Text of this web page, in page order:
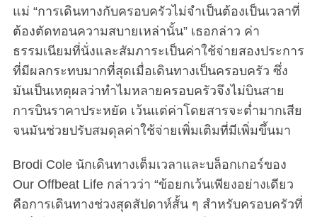
แม่ “การเดินทางกับครอบครัวไม่จำเป็นต้องเป็นเวลาที่
ต้องตัดทอนความสบายเหล่านั้น” เธอกล่าว ค่า
ธรรมเนียมที่นั่งและสัมภาระเป็นค่าใช้จ่ายสองประการ
ที่มีผลกระทบมากที่สุดเมื่อเดินทางเป็นครอบครัว ซึ่ง
มันเป็นเหตุผลว่าทำไมหลายครอบครัวจึงไม่บินสาย
การบินราคาประหยัด เว้นแต่ค่าโดยสารจะต่ำมากเสีย
จนมันช่วยปรับสมดุลค่าใช้จ่ายเพิ่มเติมที่มีเพิ่มขึ้นมา
Brodi Cole นักเดินทางเต็มเวลาและบล็อกเกอร์ของ
Our Offbeat Life กล่าวว่า “ข้อยกเว้นเพียงอย่างเดียว
คือการเดินทางช่วงสุดสัปดาห์สั้น ๆ สำหรับครอบครัวที่